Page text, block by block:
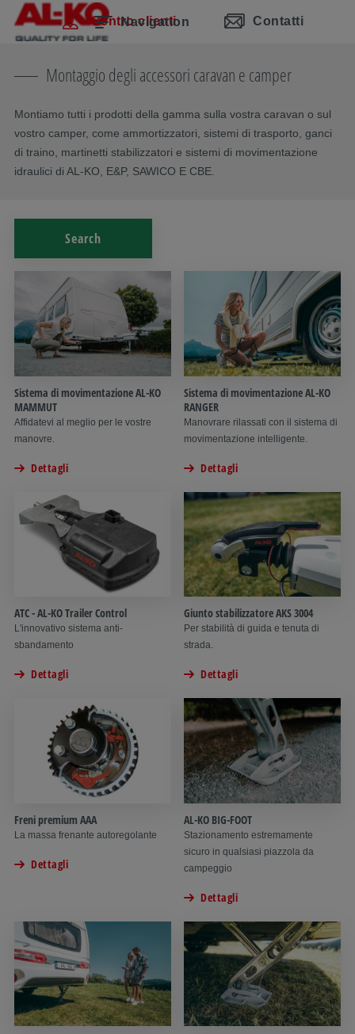
Salta la navigazione
Passa al contenuto principale
Passa alla navigazione principale
Indice Navigation
Centro clienti Contatti
Montaggio degli accessori caravan e camper
Montiamo tutti i prodotti della gamma sulla vostra caravan o sul
vostro camper, come ammortizzatori, sistemi di trasporto, ganci
di traino, martinetti stabilizzatori e sistemi di movimentazione
idraulici di AL-KO, E&P, SAWICO E CBE.
Search
Sistema di movimentazione AL-KO
MAMMUT
Affidatevi al meglio per le vostre
manovre.
Dettagli
Sistema di movimentazione AL-KO
RANGER
Manovrare rilassati con il sistema di
movimentazione intelligente.
Dettagli
ATC - AL-KO Trailer Control
L'innovativo sistema anti-
sbandamento
Dettagli
Giunto stabilizzatore AKS 3004
Per stabilità di guida e tenuta di
strada.
Dettagli
Freni premium AAA
La massa frenante autoregolante
Dettagli
AL-KO BIG-FOOT
Stazionamento estremamente
sicuro in qualsiasi piazzola da
campeggio
Dettagli